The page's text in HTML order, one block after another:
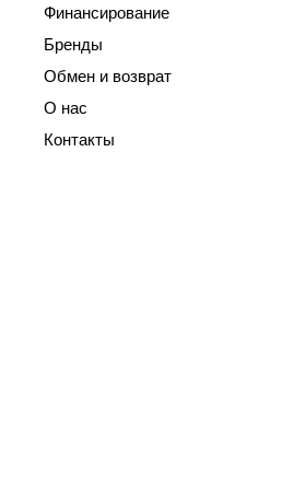
Финансирование
Бренды
Обмен и возврат
О нас
Контакты